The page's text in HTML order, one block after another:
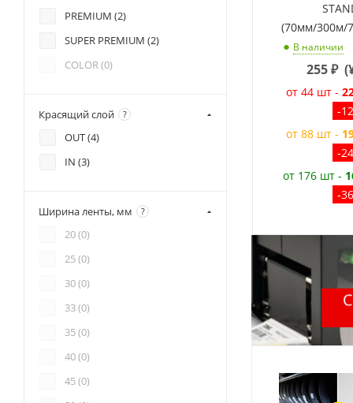
(70мм/300м/
В наличии
255₽ (
от 44 шт -
-
от 88 шт -
-
от 176 шт -
-
PREMIUM (2)
SUPER PREMIUM (2)
COLOR (0)
Красящий слой ?
OUT (4)
IN (3)
Ширина ленты, мм ?
20 (0)
25 (0)
30 (0)
33 (0)
35 (0)
40 (0)
45 (0)